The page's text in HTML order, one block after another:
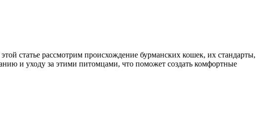
статье рассмотрим происхождение бурманских кошек, их стандарты,
и уходу за этими питомцами, что поможет создать комфортные